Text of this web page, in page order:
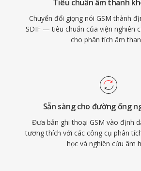
Tiêu chuẩn âm thanh
Chuyển đổi giọng nói GSM thành
SDIF — tiêu chuẩn của viện nghiên
cho phân tích âm
Sẵn sàng cho đường ống
Đưa bản ghi thoại GSM vào định
tương thích với các công cụ phân
học và nghiên cứu âm